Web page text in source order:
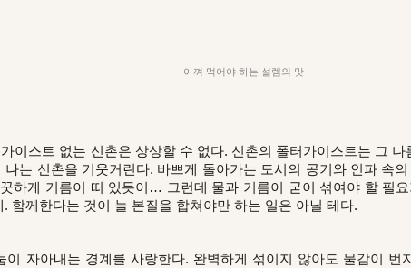
아껴 먹어야 하는 설렘의 맛
이스트 없는 신촌은 상상할 수 없다. 신촌의 폴터가이스트는 그
나는 신촌을 기웃거린다. 바쁘게 돌아가는 도시의 공기와 인파 속
하게 기름이 떠 있듯이… 그런데 물과 기름이 굳이 섞여야 할 필
함께한다는 것이 늘 본질을 합쳐야만 하는 일은 아닐 테다.
이 자아내는 경계를 사랑한다. 완벽하게 섞이지 않아도 물감이 번